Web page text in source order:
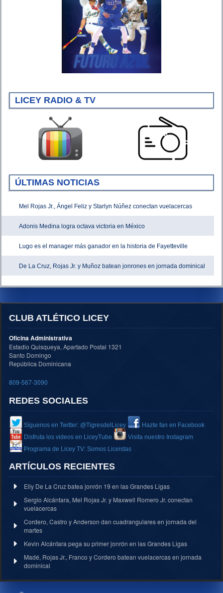
LICEY RADIO & TV
ÚLTIMAS NOTICIAS
Mel Rojas Jr., Ángel Feliz y Starlyn Núñez conectan vuelacercas
Adonis Medina logra octava victoria en México
Lugo es el manager más ganador en la historia de Fayetteville
De La Cruz, Rojas Jr. y Muñoz batean jonrones en jornada dominical
CLUB ATLÉTICO LICEY
Oficina Administrativa
Estadio Quisqueya, Apartado Postal 1321
Santo Domingo
República Dominicana
809-567-3090
REDES SOCIALES
Síguenos en Twitter: @TigresdelLicey
Hazte fan en Facebook
Disfruta los videos en LiceyTube
Visita nuestro Instagram
Programa de Licey TV: Somos Liceistas
ARTÍCULOS RECIENTES
Elly De La Cruz batea jonrón 19 en las Grandes Ligas
Sergio Alcántara, Mel Rojas Jr. y Maxwell Romero Jr. conectan
vuelacercas
Cordero, Castro y Anderson dan cuadrangulares en jornada del
martes
Kevin Alcántara pega su primer jonrón en las Grandes Ligas
Madé, Rojas Jr., Franco y Cordero batean vuelacercas en jornada
dominical